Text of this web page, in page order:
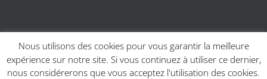
© Copyright 2017 | Site réalisé parCharline Budor - Création site
internet Caen| Création graphiqueCréation graphique - Couleur
Nous utilisons des cookies pour vous garantir la meilleure
expérience sur notre site. Si vous continuez à utiliser ce dernier,
nous considérerons que vous acceptez l'utilisation des cookies.